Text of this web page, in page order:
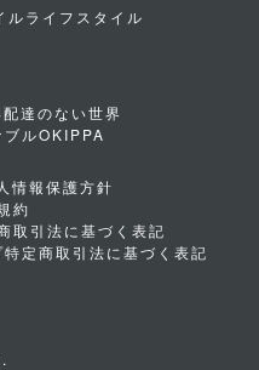
ルライフスタイル
達のない世界
ブルOKIPPA
情報保護方針
約
引法に基づく表記
定商取引法に基づく表記